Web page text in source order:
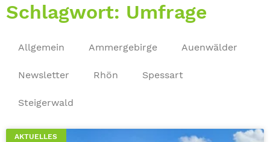
Schlagwort: Umfrage
Allgemein Ammergebirge Auenwälder
Newsletter Rhön Spessart
Steigerwald
AKTUELLES